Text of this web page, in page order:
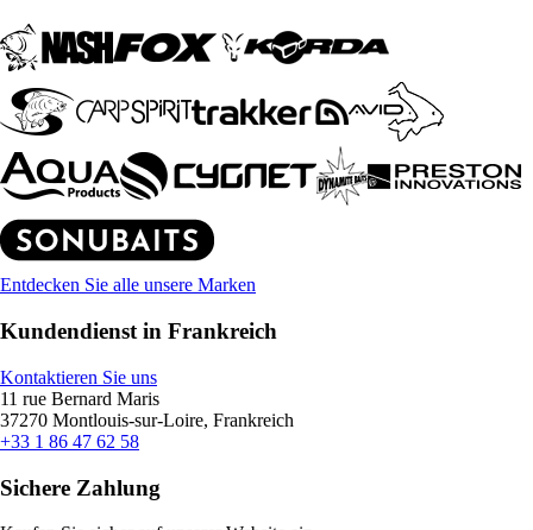
Entdecken Sie alle unsere Marken
Kundendienst in Frankreich
Kontaktieren Sie uns
11 rue Bernard Maris
37270 Montlouis-sur-Loire, Frankreich
+33 1 86 47 62 58
Sichere Zahlung